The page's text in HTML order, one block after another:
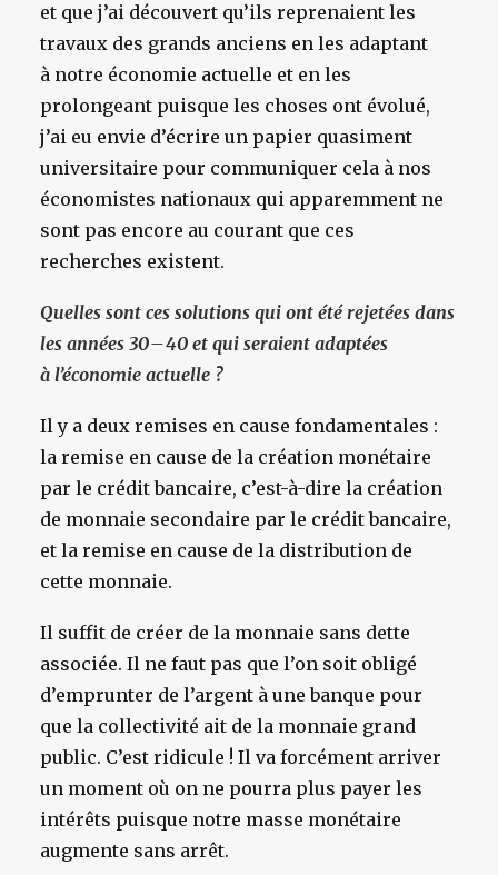
et que j’ai découvert qu’ils reprenaient les
travaux des grands anciens en les adaptant
à notre économie actuelle et en les
prolongeant puisque les choses ont évolué,
j’ai eu envie d’écrire un papier quasiment
universitaire pour communiquer cela à nos
économistes nationaux qui apparemment ne
sont pas encore au courant que ces
recherches existent.
Quelles sont ces solutions qui ont été rejetées dans
les années 30 – 40 et qui seraient adaptées
à l’économie actuelle ?
Il y a deux remises en cause fondamentales :
la remise en cause de la création monétaire
par le crédit bancaire, c’est-à-dire la création
de monnaie secondaire par le crédit bancaire,
et la remise en cause de la distribution de
cette monnaie.
Il suffit de créer de la monnaie sans dette
associée. Il ne faut pas que l’on soit obligé
d’emprunter de l’argent à une banque pour
que la collectivité ait de la monnaie grand
public. C’est ridicule ! Il va forcément arriver
un moment où on ne pourra plus payer les
intérêts puisque notre masse monétaire
augmente sans arrêt.